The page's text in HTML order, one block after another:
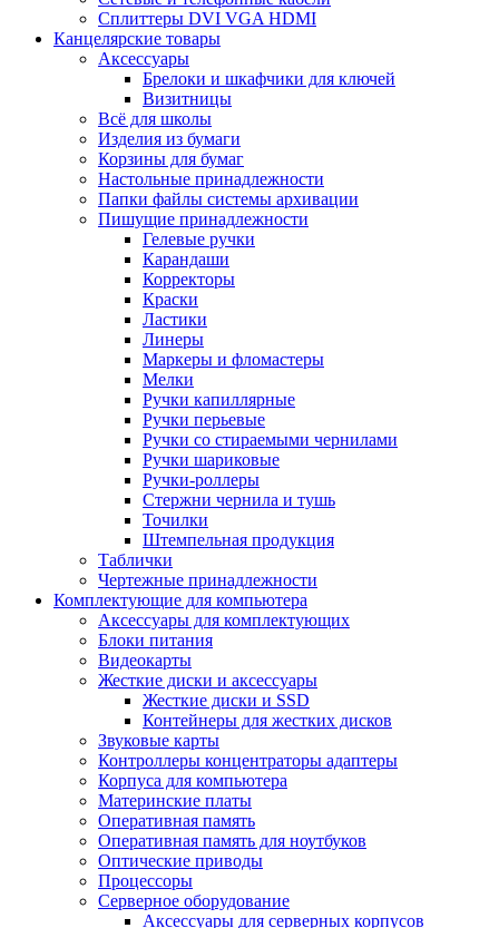
Сплиттеры DVI VGA HDMI
Канцелярские товары
Аксессуары
Брелоки и шкафчики для ключей
Визитницы
Всё для школы
Изделия из бумаги
Корзины для бумаг
Настольные принадлежности
Папки файлы системы архивации
Пишущие принадлежности
Гелевые ручки
Карандаши
Корректоры
Краски
Ластики
Линеры
Маркеры и фломастеры
Мелки
Ручки капиллярные
Ручки перьевые
Ручки со стираемыми чернилами
Ручки шариковые
Ручки-роллеры
Стержни чернила и тушь
Точилки
Штемпельная продукция
Таблички
Чертежные принадлежности
Комплектующие для компьютера
Аксессуары для комплектующих
Блоки питания
Видеокарты
Жесткие диски и аксессуары
Жесткие диски и SSD
Контейнеры для жестких дисков
Звуковые карты
Контроллеры концентраторы адаптеры
Корпуса для компьютера
Материнские платы
Оперативная память
Оперативная память для ноутбуков
Оптические приводы
Процессоры
Серверное оборудование
Аксессуары для серверных корпусов